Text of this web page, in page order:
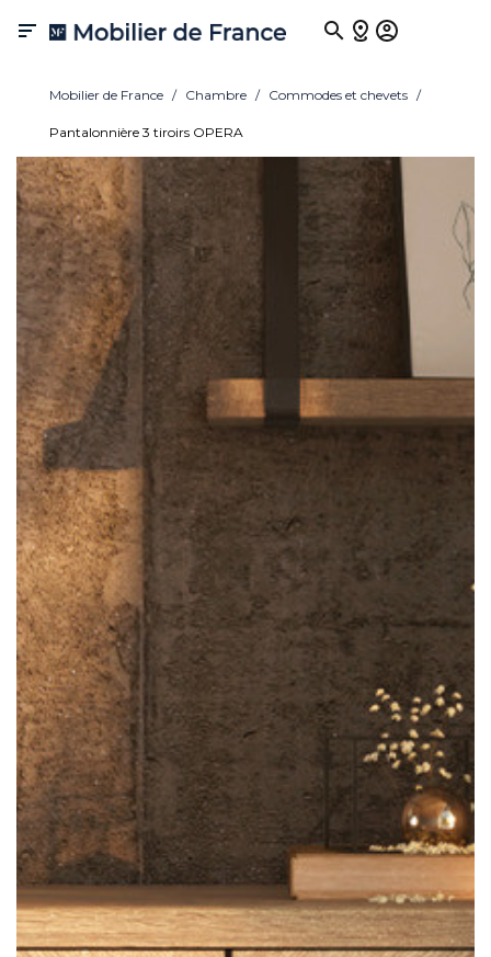

Mobilier de France Chambre Commodes et chevets
Pantalonnière 3 tiroirs OPERA